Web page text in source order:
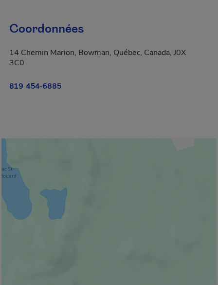
Coordonnées
14 Chemin Marion, Bowman, Québec, Canada, J0X
3C0
819 454-6885